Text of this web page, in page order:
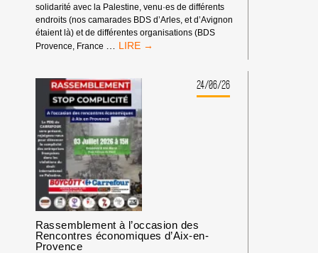
solidarité avec la Palestine, venu·es de différents
endroits (nos camarades BDS d’Arles, et d’Avignon
étaient là) et de différentes organisations (BDS
Provence, France … RASSEMBLEMENT
RENCONTRES
ÉCONOMIQUES
D’AIX-
EN-
PROVENCE
24/06/26
Rassemblement à l’occasion des
Rencontres économiques d’Aix-en-
Provence